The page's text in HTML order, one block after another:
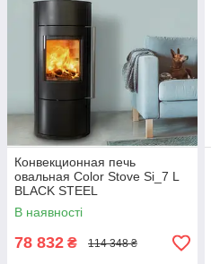
Конвекционная печь
овальная Color Stove Si_7 L
BLACK STEEL
В наявності
78 832 ₴ 114 348 ₴